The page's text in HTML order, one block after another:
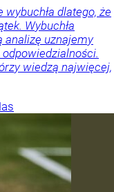
wybuchła dlatego, że
Wybuchła
analizę uznajemy
wiedzą najwięcej,